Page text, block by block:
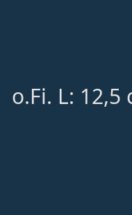
o.Fi. L: